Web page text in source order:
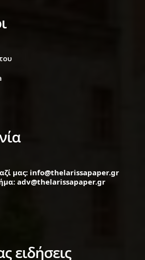
μας: info@thelarissapaper.gr
adv@thelarissapaper.gr
ειδήσεις